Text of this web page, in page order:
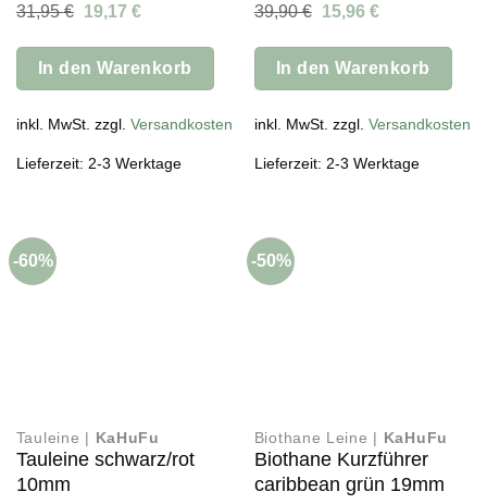
31,95€
Ursprünglicher
war:
31,95 €
19,17 €Aktueller
ist:
19,17 €.
In den Warenkorb
inkl. MwSt. zzgl. Versandkosten
Lieferzeit: 2-3 Werktage
39,90€
Ursprünglicher
war:
39,90 €
15,96 €Aktueller
ist:
15,96 €.
In den Warenkorb
inkl. MwSt. zzgl. Versandkosten
Lieferzeit: 2-3 Werktage
-60%
Tauleine | KaHuFu
Tauleine schwarz/rot
10mm
-50%
Biothane Leine | KaHuFu
Biothane Kurzführer
caribbean grün 19mm